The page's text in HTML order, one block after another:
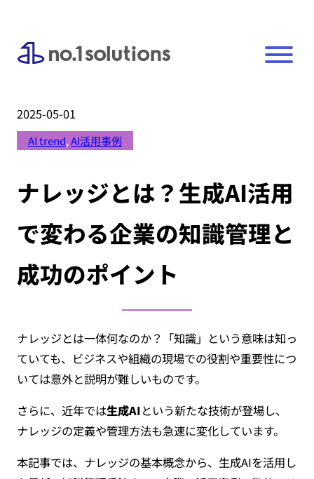
2025-05-01
AI trend, AI活用事例
ナレッジとは？生成AI活用
で変わる企業の知識管理と
成功のポイント
ナレッジとは一体何なのか？「知識」という意味は知っ
ていても、ビジネスや組織の現場での役割や重要性につ
いては意外と説明が難しいものです。
さらに、近年では生成AIという新たな技術が登場し、
ナレッジの定義や管理方法も急速に変化しています。
本記事では、ナレッジの基本概念から、生成AIを活用し